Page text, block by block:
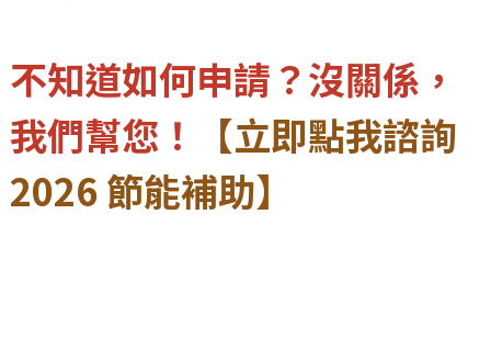
不知道如何申請？沒關係，
我們幫您！
【立即點我諮詢
2026 節能補助】